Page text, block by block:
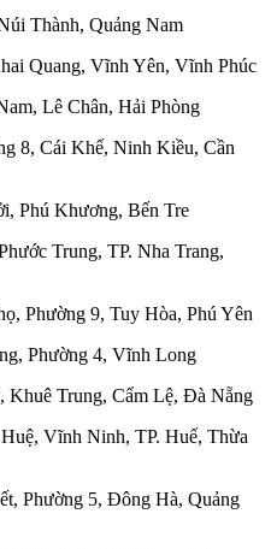
Thành, Quảng Nam
Quang, Vĩnh Yên, Vĩnh Phúc
Lê Chân, Hải Phòng
8, Cái Khế, Ninh Kiều, Cần
Phú Khương, Bến Tre
Trung, TP. Nha Trang,
Phường 9, Tuy Hòa, Phú Yên
Phường 4, Vĩnh Long
Khuê Trung, Cẩm Lệ, Đà Nẵng
Vĩnh Ninh, TP. Huế, Thừa
Phường 5, Đông Hà, Quảng